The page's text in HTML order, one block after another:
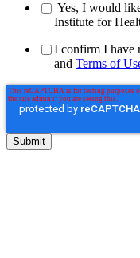
Yes, I would
Institute for
I confirm I have
and Terms of